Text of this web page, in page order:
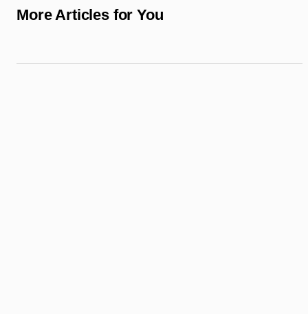
More Articles for You